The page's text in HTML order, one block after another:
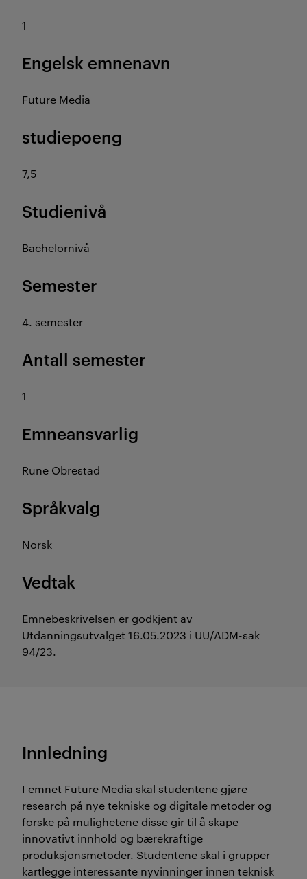
1
Engelsk emnenavn
Future Media
studiepoeng
7,5
Studienivå
Bachelornivå
Semester
4. semester
Antall semester
1
Emneansvarlig
Rune Obrestad
Språkvalg
Norsk
Vedtak
Emnebeskrivelsen er godkjent av
Utdanningsutvalget 16.05.2023 i UU/ADM-sak
94/23.
Innledning
I emnet Future Media skal studentene gjøre
research på nye tekniske og digitale metoder og
forske på mulighetene disse gir til å skape
innovativt innhold og bærekraftige
produksjonsmetoder. Studentene skal i grupper
kartlegge interessante nyvinninger innen teknisk